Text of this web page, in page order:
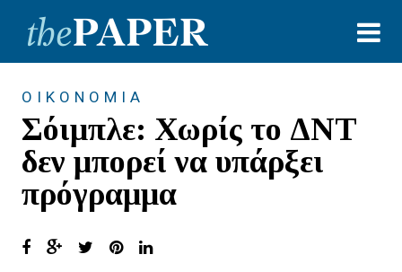
ΟΙΚΟΝΟΜΙΑ
Σόιμπλε: Χωρίς το ΔΝΤ
δεν μπορεί να υπάρξει
πρόγραμμα